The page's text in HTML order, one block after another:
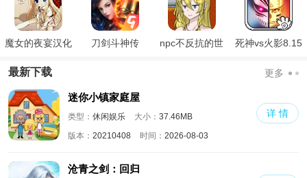
魔女的夜宴汉化
刀剑斗神传
npc不反抗的世
死神vs火影8.15
最新下载 更多
迷你小镇家庭屋
类型： 休闲娱乐 大小： 37.46MB
版本： 20210408 时间： 2026-08-03
详 情
沧青之剑：回归